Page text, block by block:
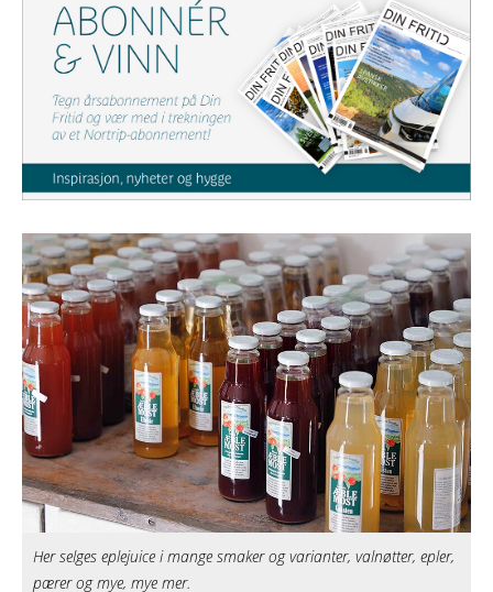
Her selges eplejuice i mange smaker og varianter, valnøtter, epler,
pærer og mye, mye mer.